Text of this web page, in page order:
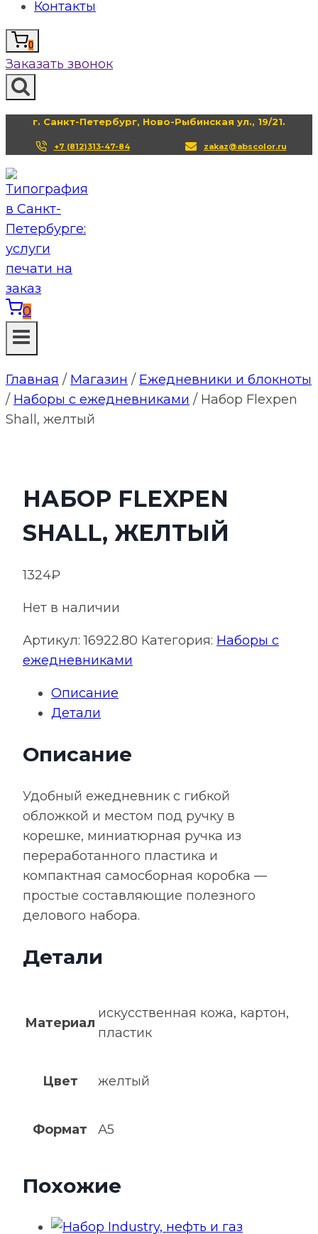
Контакты
0
Заказать звонок
г. Санкт-Петербург, Ново-Рыбинская ул., 19/21.
+7 (812)313-47-84 zakaz@abscolor.ru
0
Главная / Магазин / Ежедневники и блокноты
/ Наборы с ежедневниками / Набор Flexpen
Shall, желтый
НАБОР FLEXPEN
SHALL, ЖЕЛТЫЙ
1324₽
Нет в наличии
Артикул:16922.80 Категория: Наборы с
ежедневниками
Описание
Детали
Описание
Удобный ежедневник с гибкой
обложкой и местом под ручку в
корешке, миниатюрная ручка из
переработанного пластика и
компактная самосборная коробка —
простые составляющие полезного
делового набора.
Детали
Материал
искусственная кожа, картон,
пластик
Цвет желтый
Формат А5
Похожие